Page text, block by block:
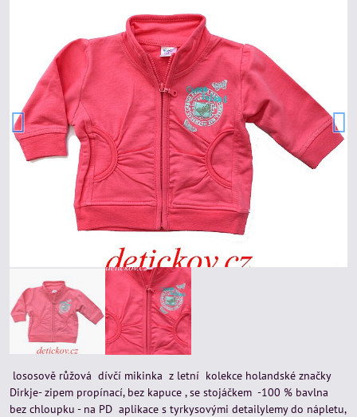
lososově růžová dívčí mikinka z letní kolekce holandské značky
Dirkje- zipem propínací, bez kapuce , se stojáčkem -100 % bavlna
bez chloupku - na PD aplikace s tyrkysovými detailylemy do nápletu,